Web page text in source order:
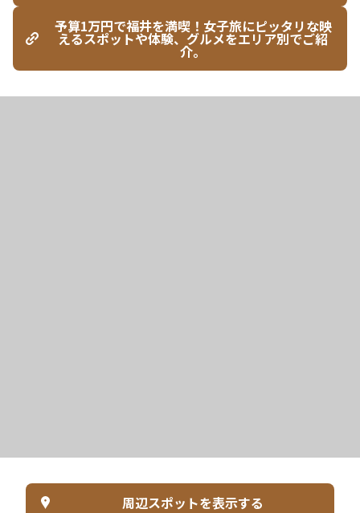
予算1万円で福井を満喫！女子旅にピッタリな映
えるスポットや体験、グルメをエリア別でご紹
介。
周辺スポットを表示する